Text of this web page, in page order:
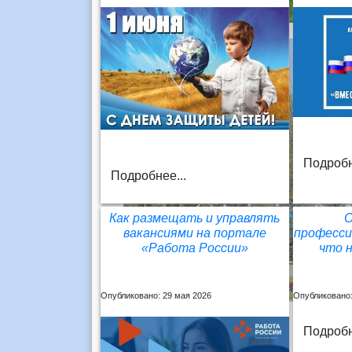
Подробнее...
Как размещать и управлять
вакансиями на портале
«Работа России»
Опубликовано: 29 мая 2026
что